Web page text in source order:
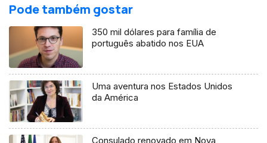
Pode também gostar
350 mil dólares para família de
português abatido nos EUA
Uma aventura nos Estados Unidos
da América
Consulado renovado em Nova